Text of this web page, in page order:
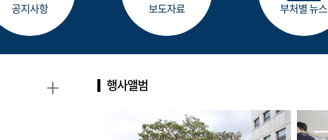
공지사항 보도자료 부처별 뉴스
+ 행사앨범